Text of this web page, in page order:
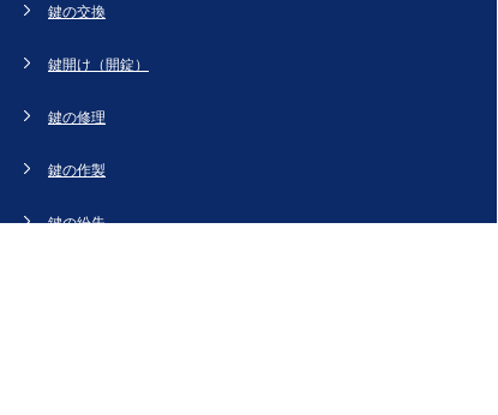
鍵の交換
鍵開け（開錠）
鍵の修理
鍵の作製
鍵の紛失